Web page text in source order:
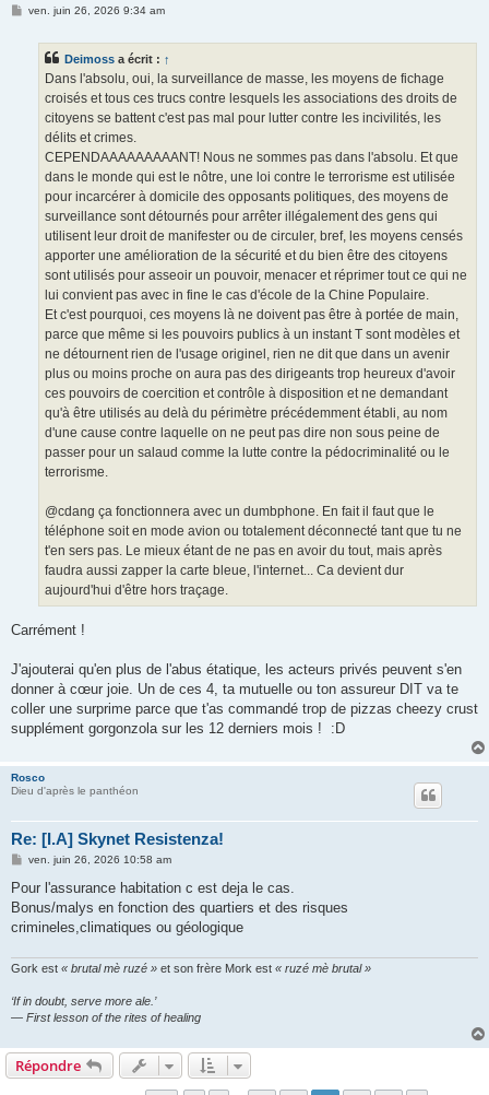
Mven. juin 26, 2026 9:34 am
Deimoss a écrit : ↑
Dans l'absolu, oui, la surveillance de masse, les moyens de fichage
croisés et tous ces trucs contre lesquels les associations des droits de
citoyens se battent c'est pas mal pour lutter contre les incivilités, les
délits et crimes.
CEPENDAAAAAAAAANT! Nous ne sommes pas dans l'absolu. Et que
dans le monde qui est le nôtre, une loi contre le terrorisme est utilisée
pour incarcérer à domicile des opposants politiques, des moyens de
surveillance sont détournés pour arrêter illégalement des gens qui
utilisent leur droit de manifester ou de circuler, bref, les moyens censés
apporter une amélioration de la sécurité et du bien être des citoyens
sont utilisés pour asseoir un pouvoir, menacer et réprimer tout ce qui ne
lui convient pas avec in fine le cas d'école de la Chine Populaire.
Et c'est pourquoi, ces moyens là ne doivent pas être à portée de main,
parce que même si les pouvoirs publics à un instant T sont modèles et
ne détournent rien de l'usage originel, rien ne dit que dans un avenir
plus ou moins proche on aura pas des dirigeants trop heureux d'avoir
ces pouvoirs de coercition et contrôle à disposition et ne demandant
qu'à être utilisés au delà du périmètre précédemment établi, au nom
d'une cause contre laquelle on ne peut pas dire non sous peine de
passer pour un salaud comme la lutte contre la pédocriminalité ou le
terrorisme.
@cdang ça fonctionnera avec un dumbphone. En fait il faut que le
téléphone soit en mode avion ou totalement déconnecté tant que tu ne
t'en sers pas. Le mieux étant de ne pas en avoir du tout, mais après
faudra aussi zapper la carte bleue, l'internet... Ca devient dur
aujourd'hui d'être hors traçage.
Carrément !
J'ajouterai qu'en plus de l'abus étatique, les acteurs privés peuvent s'en
donner à cœur joie. Un de ces 4, ta mutuelle ou ton assureur DIT va te
coller une surprime parce que t'as commandé trop de pizzas cheezy crust
supplément gorgonzola sur les 12 derniers mois ! :D
Rosco
Dieu d'après le panthéon
Re: [I.A] Skynet Resistenza!
M
s
a
g
ven. juin 26, 2026 10:58 am
Pour l'assurance habitation c est deja le cas.
Bonus/malys en fonction des quartiers et des risques
crimineles,climatiques ou géologique
Gork est « brutal mè ruzé » et son frère Mork est « ruzé mè brutal »
‘If in doubt, serve more ale.’
— First lesson of the rites of healing
Répondre